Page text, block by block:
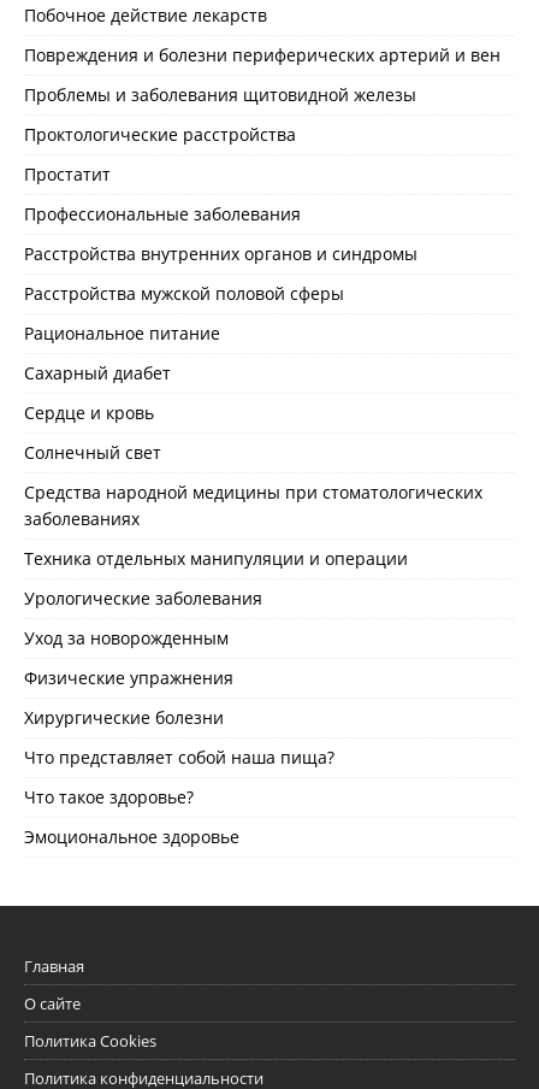
Побочное действие лекарств
Повреждения и болезни периферических артерий и вен
Проблемы и заболевания щитовидной железы
Проктологические расстройства
Простатит
Профессиональные заболевания
Расстройства внутренних органов и синдромы
Расстройства мужской половой сферы
Рациональное питание
Сахарный диабет
Сердце и кровь
Солнечный свет
Средства народной медицины при стоматологических
заболеваниях
Техника отдельных манипуляции и операции
Урологические заболевания
Уход за новорожденным
Физические упражнения
Хирургические болезни
Что представляет собой наша пища?
Что такое здоровье?
Эмоциональное здоровье
Главная
О сайте
Политика Cookies
Политика конфиденциальности